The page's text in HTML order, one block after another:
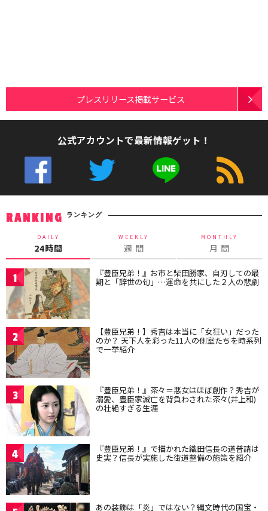
プレスリリース掲載サービス
公式アカウントで最新情報ゲット！
RANKING ランキング
DAILY
24時間
WEEKLY
週 間
MONTHLY
月 間
1 『豊臣兄弟！』お市と柴田勝家、自刃しての最
期と「辞世の句」…運命を共にした２人の悲劇
2 【豊臣兄弟！】秀吉は本当に「女狂い」だった
のか？ 天下人を彩った11人の側室たちを時系列
で一挙紹介
3 『豊臣兄弟！』茶々＝悪女はほぼ創作？秀吉が
溺愛、豊臣家滅亡を背負わされた茶々(井上和)
の壮絶すぎる生涯
4 『豊臣兄弟！』で描かれた織田信長の道普請は
史実？信長が実施した街道整備の施策を紹介
あの装飾は「炎」ではない？縄文時代の国宝・